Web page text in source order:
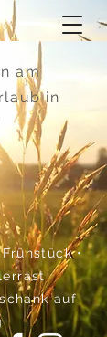
am
in
•
auf